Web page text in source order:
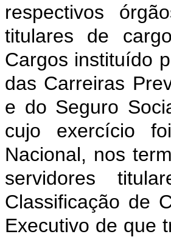
respectivos
titulares de
Cargos instituído
das Carreiras
e do Seguro
cujo exercício
Nacional, nos
servidores
Classificação de
Executivo de que